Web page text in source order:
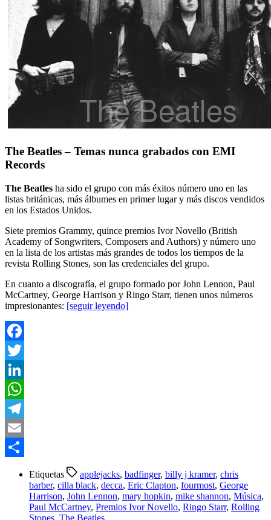
The Beatles – Temas nunca grabados con EMI
Records
The Beatles ha sido el grupo con más éxitos número uno en las
listas británicas, más álbumes en primer lugar y más discos vendidos
en los Estados Unidos.
Siete premios Grammy, quince premios Ivor Novello (British
Academy of Songwriters, Composers and Authors) y número uno
en la lista de los artistas más grandes de todos los tiempos de la
revista Rolling Stones, son las credenciales del grupo.
En cuanto a discografía, el grupo formado por John Lennon, Paul
McCartney, George Harrison y Ringo Starr, tienen unos números
impresionantes: [seguir leyendo]
Facebook
Twitter
LinkedIn
WhatsApp
Telegram
Email
Etiquetas applejacks, badfinger, billy j kramer, chris
barber, cilla black, decca, Eric Clapton, fourmost, George
Harrison, John Lennon, mary hopkin, mike shannon, Música,
Paul McCartney, Premios Ivor Novello, Ringo Starr, Rolling